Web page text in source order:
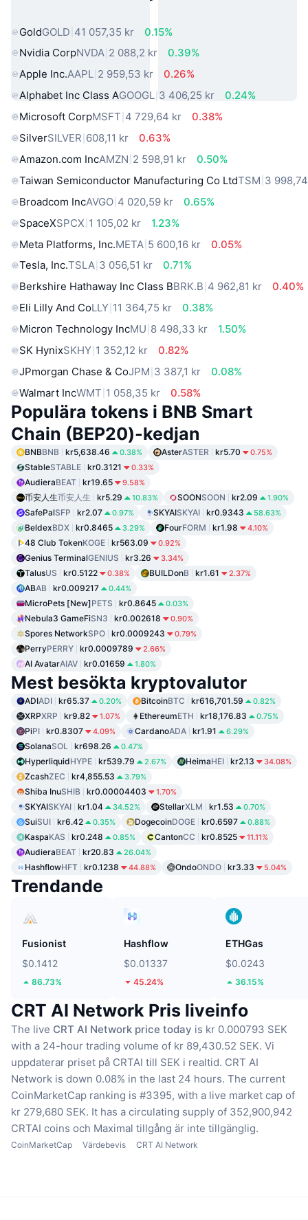
GoldGOLD 41 057,35 kr
0.15%
Nvidia CorpNVDA 2 088,2 kr
0.39%
Apple Inc.AAPL 2 959,53 kr
0.26%
Alphabet Inc Class AGOOGL 3 406,25 kr
0.24%
Microsoft CorpMSFT 4 729,64 kr
0.38%
SilverSILVER 608,11 kr
0.63%
Amazon.com IncAMZN 2 598,91 kr
0.50%
Taiwan Semiconductor Manufacturing Co LtdTSM 3
Broadcom IncAVGO 4 020,59 kr
0.65%
SpaceXSPCX 1 105,02 kr
1.23%
Meta Platforms, Inc.META 5 600,16 kr
0.05%
Tesla, Inc.TSLA 3 056,51 kr
0.71%
Berkshire Hathaway Inc Class BBRK.B 4 962,81 kr
0.40%
Eli Lilly And CoLLY 11 364,75 kr
0.38%
Micron Technology IncMU 8 498,33 kr
1.50%
SK HynixSKHY 1 352,12 kr
0.82%
JPmorgan Chase & CoJPM 3 387,1 kr
0.08%
Walmart IncWMT 1 058,35 kr 0.58%
Populära tokens i BNB Smart
Chain (BEP20)-kedjan
BNBBNB kr5,638.46 0.38% AsterASTER kr5.70 0.75%
StableSTABLE kr0.3121 0.33%
AudieraBEAT kr19.65 9.58%
币安人生币安人生 kr5.29 10.83% SOONSOON kr2.09 1.90%
SafePalSFP kr2.07 0.97% SKYAISKYAI kr0.9343 58.63%
BeldexBDX kr0.8465 3.29% FourFORM kr1.98 4.10%
48 Club TokenKOGE kr563.09 0.92%
Genius TerminalGENIUS kr3.26 3.34%
TalusUS kr0.5122 0.38% BUILDonB kr1.61 2.37%
ABAB kr0.009217 0.44%
MicroPets [New]PETS kr0.8645 0.03%
Nebula3 GameFiSN3 kr0.002618 0.90%
Spores NetworkSPO kr0.0009243 0.79%
PerryPERRY kr0.0009789 2.66%
AI AvatarAIAV kr0.01659 1.80%
Mest besökta kryptovalutor
ADIADI kr65.37 0.20% BitcoinBTC kr616,701.59 0.82%
XRPXRP kr9.82 1.07% EthereumETH kr18,176.83 0.75%
PiPI kr0.8307 4.09% CardanoADA kr1.91 6.29%
SolanaSOL kr698.26 0.47%
HyperliquidHYPE kr539.79 2.67% HeimaHEI kr2.13 34.08%
ZcashZEC kr4,855.53 3.79%
Shiba InuSHIB kr0.00004403 1.70%
SKYAISKYAI kr1.04 34.52% StellarXLM kr1.53 0.70%
SuiSUI kr6.42 0.35% DogecoinDOGE kr0.6597 0.88%
KaspaKAS kr0.248 0.85% CantonCC kr0.8525 11.11%
AudieraBEAT kr20.83 26.04%
HashflowHFT kr0.1238 44.88% OndoONDO kr3.33 5.04%
Trendande
Fusionist
$0.1412
86.73%
Hashflow
$0.01337
45.24%
ETHGas
$0.0243
36.15%
CRT AI Network Pris liveinfo
The live CRT AI Network price today is kr 0.000793 SEK
with a 24-hour trading volume of kr 89,430.52 SEK. Vi
uppdaterar priset på CRTAI till SEK i realtid. CRT AI
Network is down 0.08% in the last 24 hours. The current
CoinMarketCap ranking is #3395, with a live market cap of
kr 279,680 SEK. It has a circulating supply of 352,900,942
CRTAI coins och Maximal tillgång är inte tillgänglig.
CoinMarketCap Värdebevis CRT AI Network